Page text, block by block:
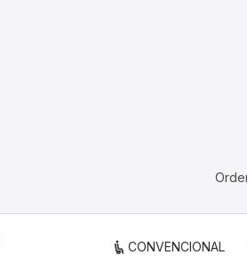
CONVENCIONAL